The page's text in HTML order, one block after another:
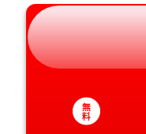
無
料